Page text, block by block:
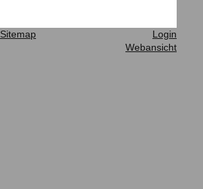
Sitemap
Login
Webansicht